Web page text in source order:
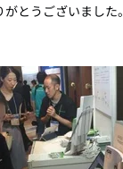
とうございました。